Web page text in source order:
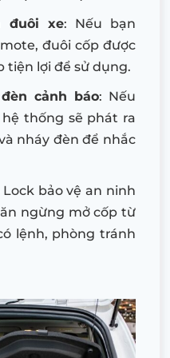
đuôi xe: Nếu bạn
đuôi cốp được
tiện lợi để sử dụng.
cảnh báo: Nếu
thống sẽ phát ra
nháy đèn để nhắc
Lock bảo vệ an ninh
ngừng mở cốp từ
lệnh, phòng tránh